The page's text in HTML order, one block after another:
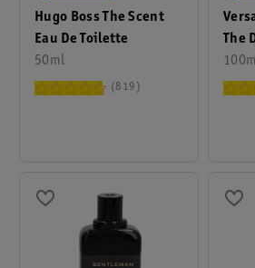
Hugo Boss The Scent
Eau De Toilette
50ml
819
The